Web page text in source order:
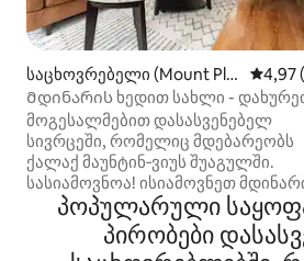
საცხოვრებელი (Mount Ple
asant)
4,97
Მდინარის ხედით სახლი -
CMU და კაზინო
მოგესალმებით დასასვენებელ
სივრცეში, რომელიც მდებარეობს
ქალაქ მაუნტინ‑ვიუს შუაგულში.
სასიამოვნოა! ისიამოვნეთ
ხედით პირად და მშვიდ ადგილას.
Გაისეირნეთ ახლომდებარე
რესტორნებსა და ყავახანებში ან
პოპულარული
პირობები